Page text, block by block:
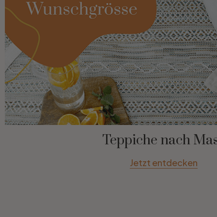
Teppiche nach
Jetzt entdecken